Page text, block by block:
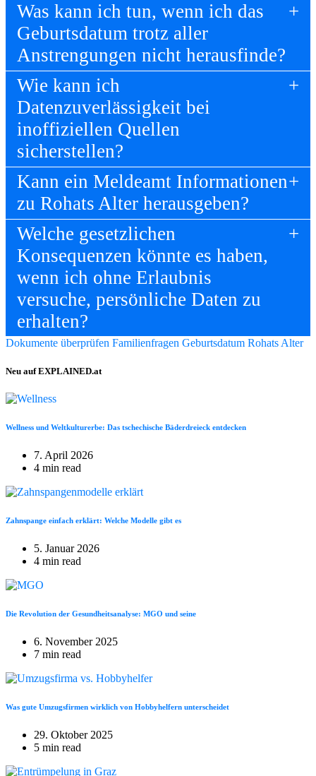
Was kann ich tun, wenn ich das
Geburtsdatum trotz aller
Anstrengungen nicht herausfinde?
Wie kann ich
Datenzuverlässigkeit bei
inoffiziellen Quellen
sicherstellen?
Kann ein Meldeamt Informationen
zu Rohats Alter herausgeben?
Welche gesetzlichen
Konsequenzen könnte es haben,
wenn ich ohne Erlaubnis
versuche, persönliche Daten zu
erhalten?
Dokumente überprüfen Familienfragen Geburtsdatum Rohats Alter
Neu auf EXPLAINED.at
Wellness und Weltkulturerbe: Das tschechische Bäderdreieck entdecken
7. April 2026
4 min read
Zahnspange einfach erklärt: Welche Modelle gibt es
5. Januar 2026
4 min read
Die Revolution der Gesundheitsanalyse: MGO und seine
6. November 2025
7 min read
Was gute Umzugsfirmen wirklich von Hobbyhelfern unterscheidet
29. Oktober 2025
5 min read